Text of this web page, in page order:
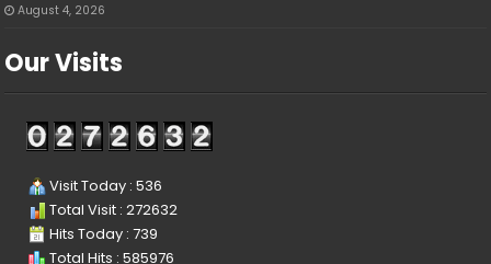
August 4, 2026
Our Visits
Visit Today : 536
Total Visit : 272632
Hits Today : 739
Total Hits : 585976